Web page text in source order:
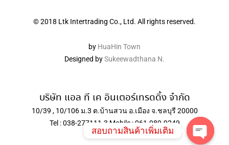
© 2018 Ltk Intertrading Co., Ltd. All rights reserved.
by HuaHin Town
Designed bySukeewadthana N.
บริษัท แอล ที เค อินเตอร์เทรดดิ้ง จำกัด
10/39 , 10/106 ม.3 ต.บ้านสวน อ.เมือง จ.ชลบุรี 20000
Tel : 038-277111-3 Mobile : 061-989-9249
สอบถามสินค้าเพิ่มเติม